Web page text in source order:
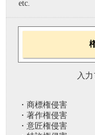
etc.
入
・商標権侵害
・著作権侵害
・意匠権侵害